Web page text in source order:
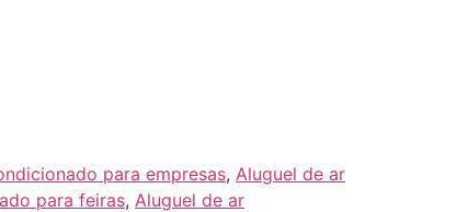
para empresas, Aluguel de ar
para feiras, Aluguel de ar